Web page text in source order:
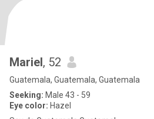
Mariel, 52
Guatemala, Guatemala, Guatemala
Seeking: Male 43 - 59
Eye color: Hazel